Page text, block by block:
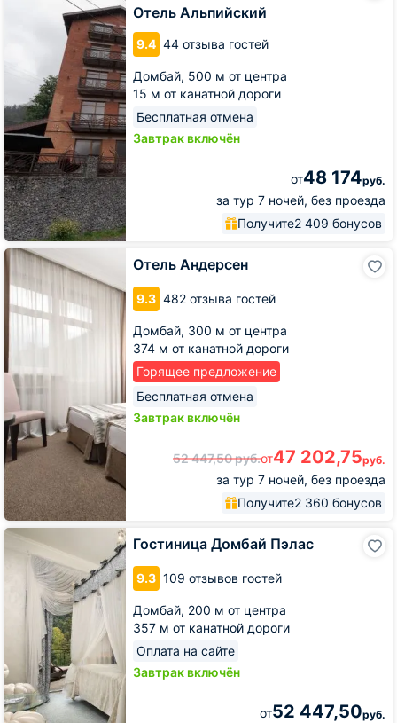
Отель Альпийский
9.4 44 отзыва гостей
Домбай, 500 м от центра
15 м от канатной дороги
Бесплатная отмена
Завтрак включён
от48 174руб.
за тур 7 ночей, без проезда
Получите2 409 бонусов
Отель Андерсен
9.3 482 отзыва гостей
Домбай, 300 м от центра
374 м от канатной дороги
Горящее предложение
Бесплатная отмена
Завтрак включён
52 447,50руб.от47 202,75руб.
за тур 7 ночей, без проезда
Получите2 360 бонусов
Отель
Андерсен
Гостиница Домбай Пэлас
9.3 109 отзывов гостей
Домбай, 200 м от центра
357 м от канатной дороги
Оплата на сайте
Завтрак включён
от52 447,50руб.
Гостиница
Пэлас